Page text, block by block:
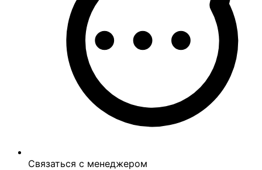
Связаться с менеджером